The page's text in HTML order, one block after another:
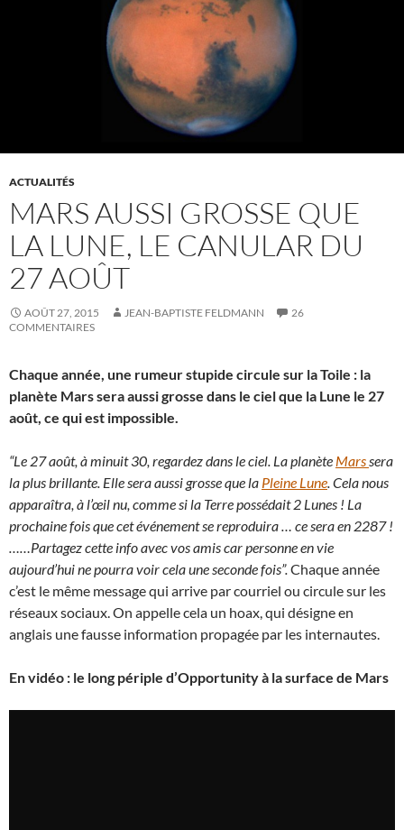
ACTUALITÉS
MARS AUSSI GROSSE QUE
LA LUNE, LE CANULAR DU
27 AOÛT
AOÛT 27, 2015 JEAN-BAPTISTE FELDMANN
26
COMMENTAIRES
Chaque année, une rumeur stupide circule sur la Toile : la
planète Mars sera aussi grosse dans le ciel que la Lune le 27
août, ce qui est impossible.
“Le 27 août, à minuit 30, regardez dans le ciel. La planète Marssera
la plus brillante. Elle sera aussi grosse que la Pleine Lune. Cela nous
apparaîtra, à l’œil nu, comme si la Terre possédait 2 Lunes ! La
prochaine fois que cet événement se reproduira … ce sera en 2287 !
……Partagez cette info avec vos amis car personne en vie
aujourd’hui ne pourra voir cela une seconde fois”.Chaque année
c’est le même message qui arrive par courriel ou circule sur les
réseaux sociaux. On appelle cela un hoax, qui désigne en
anglais une fausse information propagée par les internautes.
En vidéo : le long périple d’Opportunity à la surface de Mars